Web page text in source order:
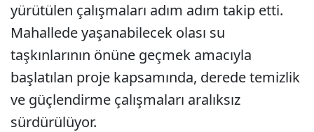
yürütülen çalışmaları adım adım takip etti.
Mahallede yaşanabilecek olası su
taşkınlarının önüne geçmek amacıyla
başlatılan proje kapsamında, derede temizlik
ve güçlendirme çalışmaları aralıksız
sürdürülüyor.